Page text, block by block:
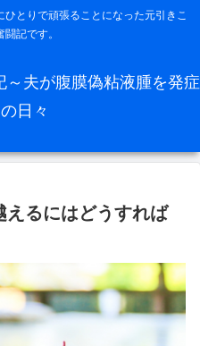
とりで頑張ることになった元引きこ
記です。
夫が腹膜偽粘液腫を発症
日々
えるにはどうすれば